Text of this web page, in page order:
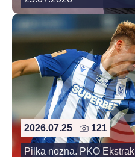
2026.07.25 121
Pilka nozna. PKO